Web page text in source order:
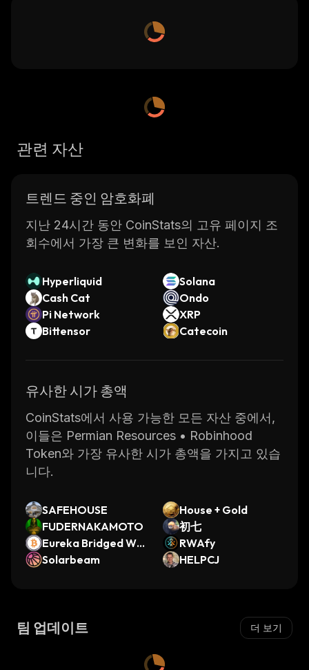
관련 자산
트렌드 중인 암호화폐
지난 24시간 동안 CoinStats의 고유 페이지 조
회수에서 가장 큰 변화를 보인 자산.
Hyperliquid
Solana
Cash Cat
Ondo
Pi Network
XRP
Bittensor
Catecoin
유사한 시가 총액
CoinStats에서 사용 가능한 모든 자산 중에서,
이들은 Permian Resources • Robinhood
Token와 가장 유사한 시가 총액을 가지고 있습
니다.
SAFEHOUSE
House + Gold
FUDERNAKAMOTO
初七
Eureka Bridged WB
TC (Neutron)
RWAfy
Solarbeam
HELPCJ
팀 업데이트 더 보기